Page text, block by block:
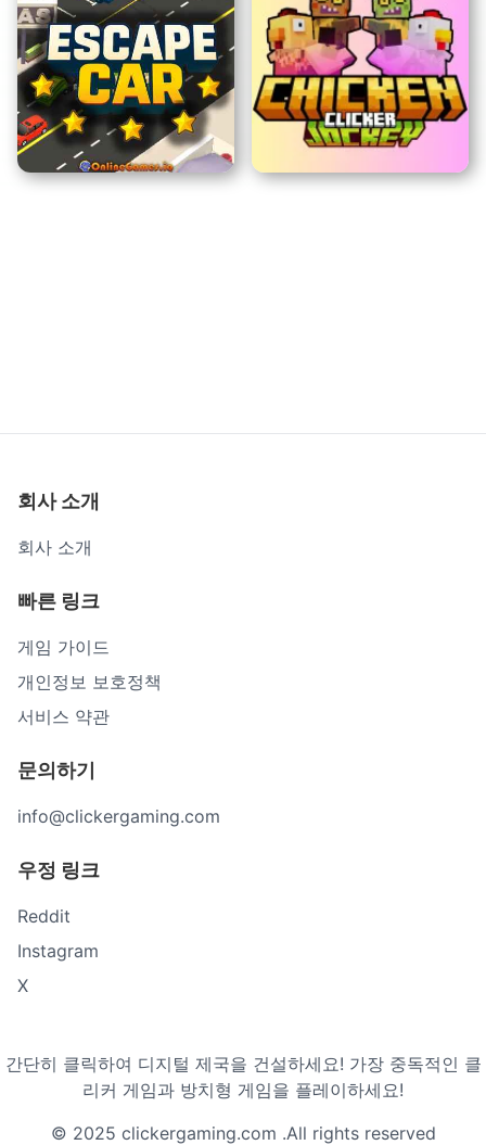
나이트메어 보육실 전설의 저격수
회사 소개
회사 소개
빠른 링크
게임 가이드
개인정보 보호정책
서비스 약관
문의하기
info@clickergaming.com
우정 링크
Reddit
Instagram
X
간단히 클릭하여 디지털 제국을 건설하세요! 가장 중독적인 클
리커 게임과 방치형 게임을 플레이하세요!
© 2025 clickergaming.com .All rights reserved